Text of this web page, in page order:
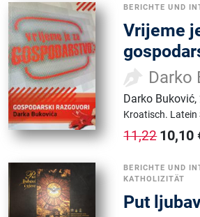
BERICHTE UND
Vrijeme
Darko
Darko Buković,
Kroatisch.
11,22 10,10
BERICHTE UND
KATHOLIZITÄT
Put